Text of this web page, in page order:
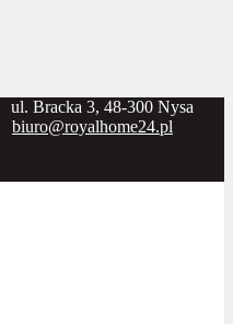
ul. Bracka 3, 48-300 Nysa
biuro@royalhome24.pl